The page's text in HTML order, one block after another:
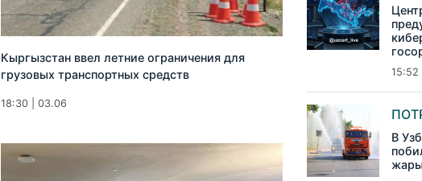
Кыргызстан ввел летние ограничения для
грузовых транспортных средств
18:30 | 03.06
15:52
В
жары